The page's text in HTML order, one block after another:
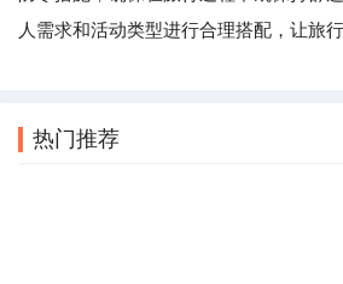
人需求和活动类型进行合理搭配，让旅
热门推荐